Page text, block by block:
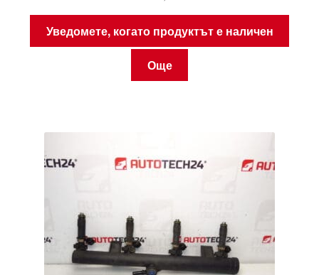
Уведомете, когато продуктът е наличен
Още